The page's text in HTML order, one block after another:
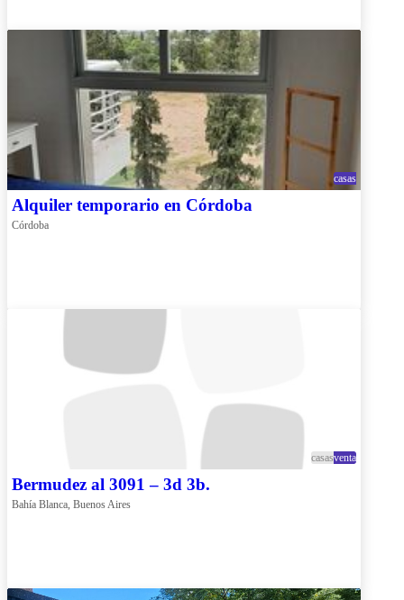
casas
Alquiler temporario en Córdoba
Córdoba
casasventa
Bermudez al 3091 – 3d 3b.
Bahía Blanca, Buenos Aires